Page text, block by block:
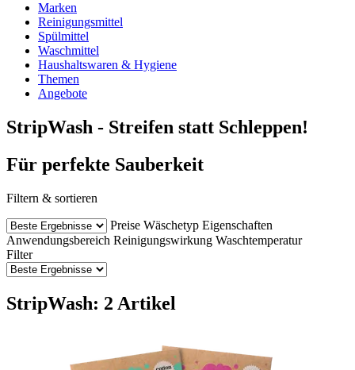
Marken
Reinigungsmittel
Spülmittel
Waschmittel
Haushaltswaren & Hygiene
Themen
Angebote
StripWash - Streifen statt Schleppen!
Für perfekte Sauberkeit
Filtern & sortieren
Preise Wäschetyp Eigenschaften
Anwendungsbereich Reinigungswirkung Waschtemperatur
Filter
StripWash: 2 Artikel